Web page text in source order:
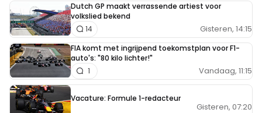
Dutch GP maakt verrassende artiest voor
volkslied bekend
Gisteren, 14:15
14
FIA komt met ingrijpend toekomstplan voor F1-
auto's: "80 kilo lichter!"
Vandaag, 11:15
1
Vacature: Formule 1-redacteur
Gisteren, 07:20